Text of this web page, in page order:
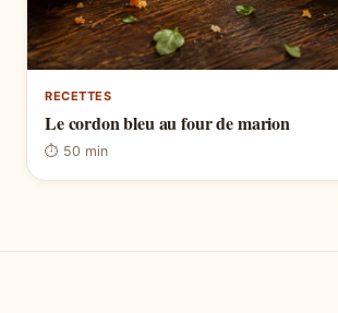
RECETTES
Le cordon bleu au four de marion
⏱ 50 min